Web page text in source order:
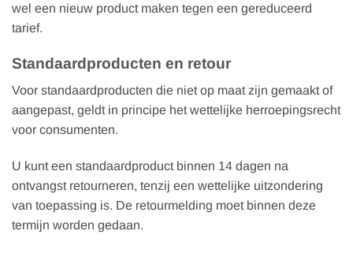
wel een nieuw product maken tegen een gereduceerd
tarief.
Standaardproducten en retour
Voor standaardproducten die niet op maat zijn gemaakt of
aangepast, geldt in principe het wettelijke herroepingsrecht
voor consumenten.
U kunt een standaardproduct binnen 14 dagen na
ontvangst retourneren, tenzij een wettelijke uitzondering
van toepassing is. De retourmelding moet binnen deze
termijn worden gedaan.